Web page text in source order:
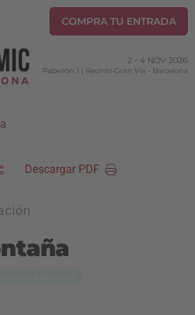
COMPRA TU ENTRADA
2 - 4 NOV 2026
Pabellón 1 | Recinto Gran Via - Barcelona
Descargar PDF